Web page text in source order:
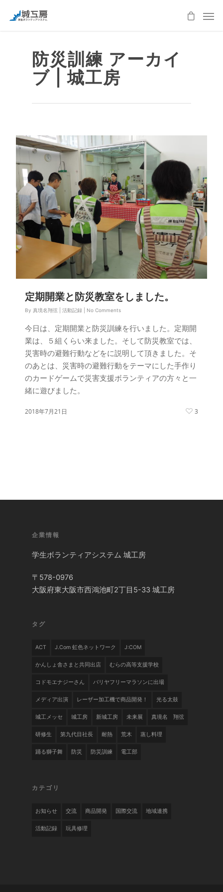
防災訓練 アーカイ
ブ | 城工房
定期開業と防災教室をしました。
By 真境名翔弦 活動記録 No Comments
今日は、定期開業と防災訓練を行いました。定期開
業は、５組くらい来ました。そして防災教室では、
災害時の避難行動などをに説明して頂きました。そ
のあとは、災害時の避難行動をテーマにした手作り
のカードゲームで災害支援ボランティアの方々と一
緒に遊びました。
2018年7月21日 3
企業情報
学生ボランティアシステム 城工房
〒578-0976
大阪府東大阪市西鴻池町2丁目5-33 城工房
タグ
ACT J.com 虹色ネットワーク J:COM
かんしょ舎さまと共同出店 むらの高等支援学校
コドモエナジーさん バリヤフリーマラソンに出場
メディア出演 レーザー加工機で商品開発！ 光る太鼓
城工メッセ 城工房 新城工房 未来展 真境名 翔弦
研修生 第九代目社長 耐熱 荒木 蒸し料理
踊る獅子舞 防災 防災訓練 電工部
カテゴリ
お知らせ 交流 商品開発 国際交流 地域連携
活動記録 玩具修理